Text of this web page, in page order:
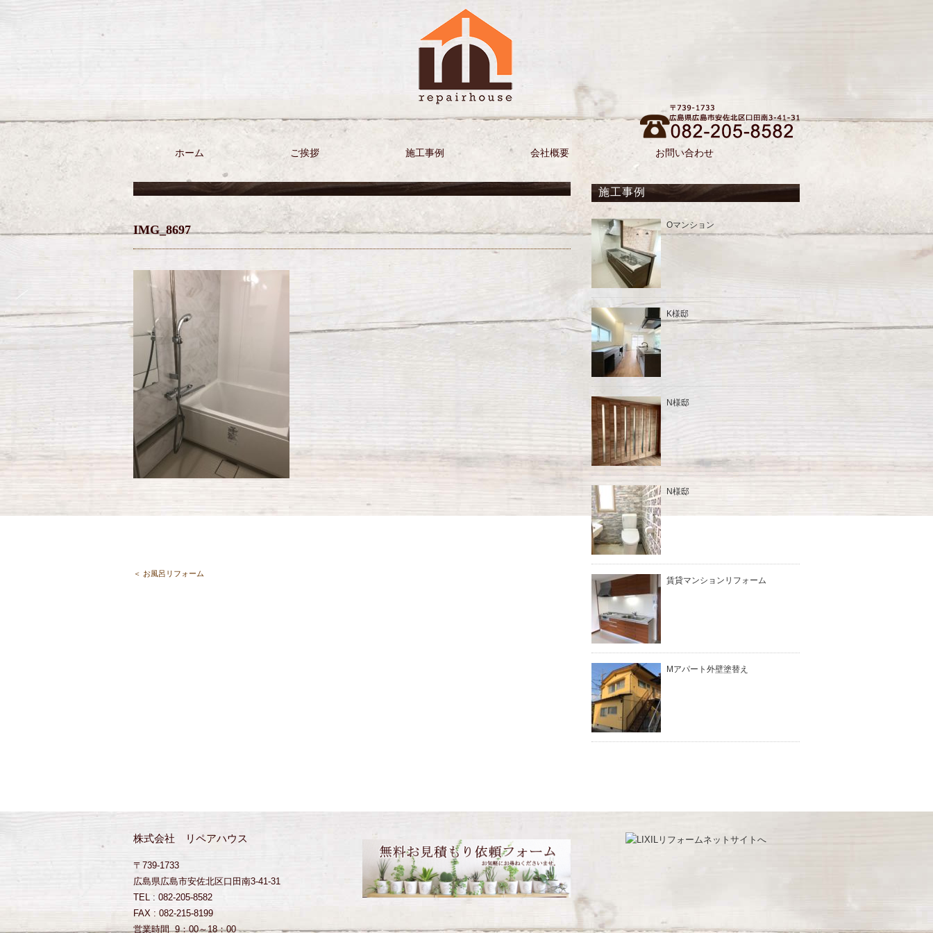
ホーム ご挨拶 施工事例 会社概要 お問い合わせ
IMG_8697
＜ お風呂リフォーム
施工事例
Oマンション
K様邸
N様邸
N様邸
賃貸マンションリフォーム
Mアパート外壁塗替え
株式会社 リペアハウス
〒739-1733
広島県広島市安佐北区口田南3-41-31
TEL : 082-205-8582
FAX : 082-215-8199
営業時間 9：00～18：00